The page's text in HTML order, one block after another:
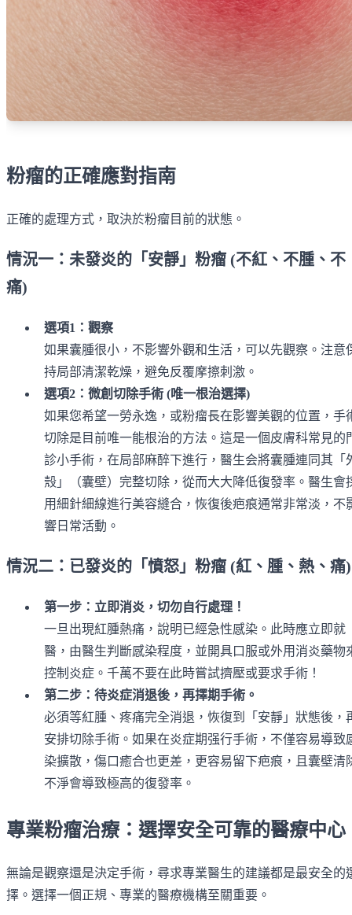
粉瘤的正確應對指南
正確的處理方式，取決於粉瘤目前的狀態。
情況一：未發炎的「安靜」粉瘤 (不紅、不腫、不
痛)
選項1：觀察
如果囊腫很小，不影響外觀和生活，可以先觀察。注意
持局部清潔乾燥，避免反覆摩擦刺激。
選項2：微創切除手術 (唯一根治選擇)
如果您希望一勞永逸，或粉瘤長在影響美觀的位置，手
切除是目前唯一能根治的方法。這是一個皮膚科常見的
診小手術，在局部麻醉下進行，醫生会將囊腫連同其「
殼」（囊壁）完整切除，從而大大降低復發率。醫生會
用細針細線進行美容縫合，恢復後疤痕通常非常淡，不
響日常活動。
情況二：已發炎的「憤怒」粉瘤 (紅、腫、熱、痛)
第一步：立即消炎，切勿自行處理！
一旦出現紅腫熱痛，說明已經急性感染。此時應立即就
醫，由醫生判斷感染程度，並開具口服或外用消炎藥物
控制炎症。千萬不要在此時嘗試擠壓或要求手術！
第二步：待炎症消退後，再擇期手術。
必須等紅腫、疼痛完全消退，恢復到「安靜」狀態後，
安排切除手術。如果在炎症期强行手術，不僅容易導致
染擴散，傷口癒合也更差，更容易留下疤痕，且囊壁清
不淨會導致極高的復發率。
專業粉瘤治療：選擇安全可靠的醫療中心
無論是觀察還是決定手術，尋求專業醫生的建議都是最安全的
擇。選擇一個正規、專業的醫療機構至關重要。